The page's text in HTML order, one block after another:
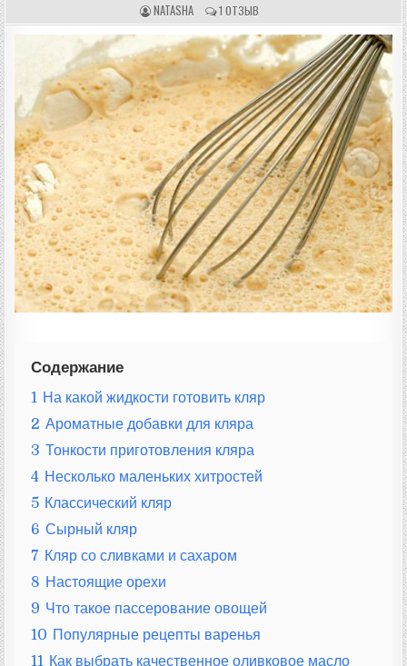
А
В
Т
О
Р
Р
Е
Ц
Е
П
Т
:
NATASHA О
Т
З
Ы
В
Ы
:
1 ОТЗЫВ
Содержание
1 На какой жидкости готовить кляр
2 Ароматные добавки для кляра
3 Тонкости приготовления кляра
4 Несколько маленьких хитростей
5 Классический кляр
6 Сырный кляр
7 Кляр со сливками и сахаром
8 Настоящие орехи
9 Что такое пассерование овощей
10 Популярные рецепты варенья
11 Как выбрать качественное оливковое масло